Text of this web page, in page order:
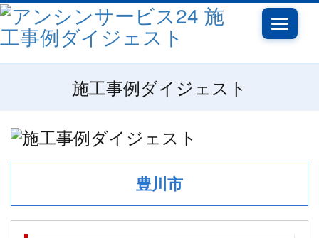
Toggle
施工事例ダイジェスト
豊川市